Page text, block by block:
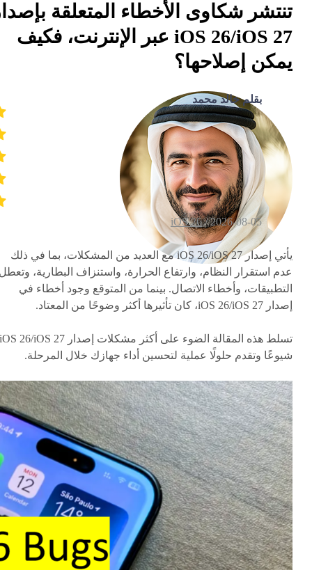
تنتشر شكاوى الأخطاء المتعلقة
iOS 26/iOS 27 عبر الإنترنت، فكيف
يمكن إصلاحها؟
بقلم خالد محمد
2026-08-05 /
iOS 26
يأتي إصدار iOS 26/iOS 27 مع العديد من المشكلات، بما في ذلك
عدم استقرار النظام، وارتفاع الحرارة، واستنزاف البطارية،
التطبيقات، وأخطاء الاتصال. بينما من المتوقع وجود أخطاء في
إصدار iOS 26/iOS 27، كان تأثيرها أكثر وضوحًا من المعتاد.
تسلط هذه المقالة الضوء على أكثر مشكلات إصدار iOS 26/iOS 27
شيوعًا وتقدم حلولًا عملية لتحسين أداء جهازك خلال المرحلة.